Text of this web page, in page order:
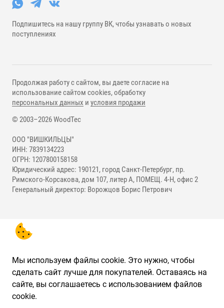
Подпишитесь на нашу группу ВК, чтобы узнавать о новых
поступлениях
© 2003–2026 WoodTec
ООО "ВИШКИЛЬЦЫ"
ИНН: 7839134223
ОГРН: 1207800158158
Юридический адрес: 190121, город Санкт-Петербург, пр.
Римского-Корсакова, дом 107, литер А, ПОМЕЩ. 4-Н, офис 2
Генеральный директор: Ворожцов Борис Петрович
Продолжая работу с сайтом, вы даете согласие на
использование сайтом cookies, обработку
персональных данных и условия продажи
Мы используем файлы cookie. Это нужно, чтобы
сделать сайт лучше для покупателей. Оставаясь на
сайте, вы соглашаетесь с использованием файлов
cookie.